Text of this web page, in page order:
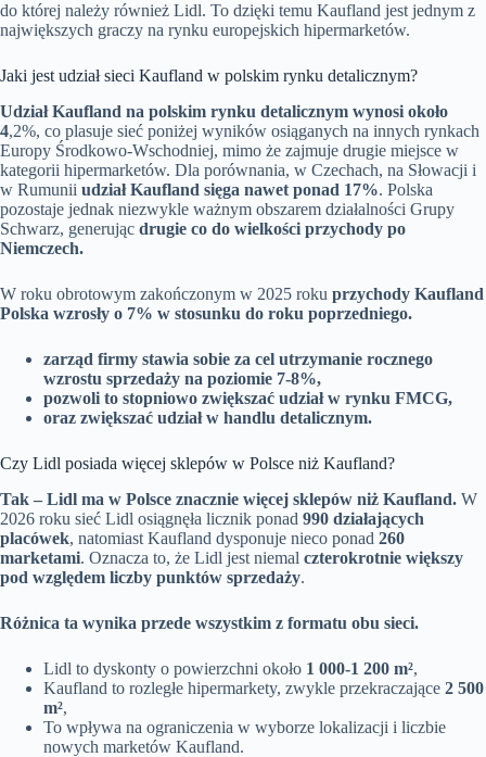
do której należy również Lidl. To dzięki temu Kaufland jest jednym z
największych graczy na rynku europejskich hipermarketów.
Jaki jest udział sieci Kaufland w polskim rynku detalicznym?
Udział Kaufland na polskim rynku detalicznym wynosi około
4,2%, co plasuje sieć poniżej wyników osiąganych na innych rynkach
Europy Środkowo-Wschodniej, mimo że zajmuje drugie miejsce w
kategorii hipermarketów. Dla porównania, w Czechach, na Słowacji i
w Rumunii udział Kaufland sięga nawet ponad 17%. Polska
pozostaje jednak niezwykle ważnym obszarem działalności Grupy
Schwarz, generując drugie co do wielkości przychody po
Niemczech.
W roku obrotowym zakończonym w 2025 roku przychody Kaufland
Polska wzrosły o 7% w stosunku do roku poprzedniego.
zarząd firmy stawia sobie za cel utrzymanie rocznego
wzrostu sprzedaży na poziomie 7-8%,
pozwoli to stopniowo zwiększać udział w rynku FMCG,
oraz zwiększać udział w handlu detalicznym.
Czy Lidl posiada więcej sklepów w Polsce niż Kaufland?
Tak – Lidl ma w Polsce znacznie więcej sklepów niż Kaufland. W
2026 roku sieć Lidl osiągnęła licznik ponad 990 działających
placówek, natomiast Kaufland dysponuje nieco ponad 260
marketami. Oznacza to, że Lidl jest niemal czterokrotnie większy
pod względem liczby punktów sprzedaży.
Różnica ta wynika przede wszystkim z formatu obu sieci.
Lidl to dyskonty o powierzchni około 1 000-1 200 m²,
Kaufland to rozległe hipermarkety, zwykle przekraczające 2 500
m²,
To wpływa na ograniczenia w wyborze lokalizacji i liczbie
nowych marketów Kaufland.